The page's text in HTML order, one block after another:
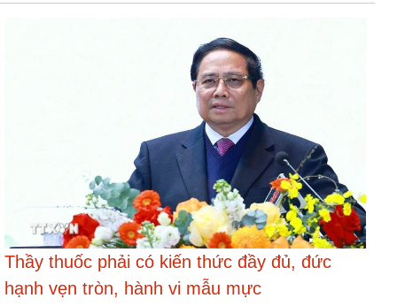
tiên
trào
Thầy thuốc phải có kiến thức đầy đủ, đức
hạnh vẹn tròn, hành vi mẫu mực